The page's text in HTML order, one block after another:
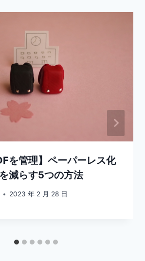
を管理】ペーパーレス化
減らす5つの方法
2023 年 2 月 28 日